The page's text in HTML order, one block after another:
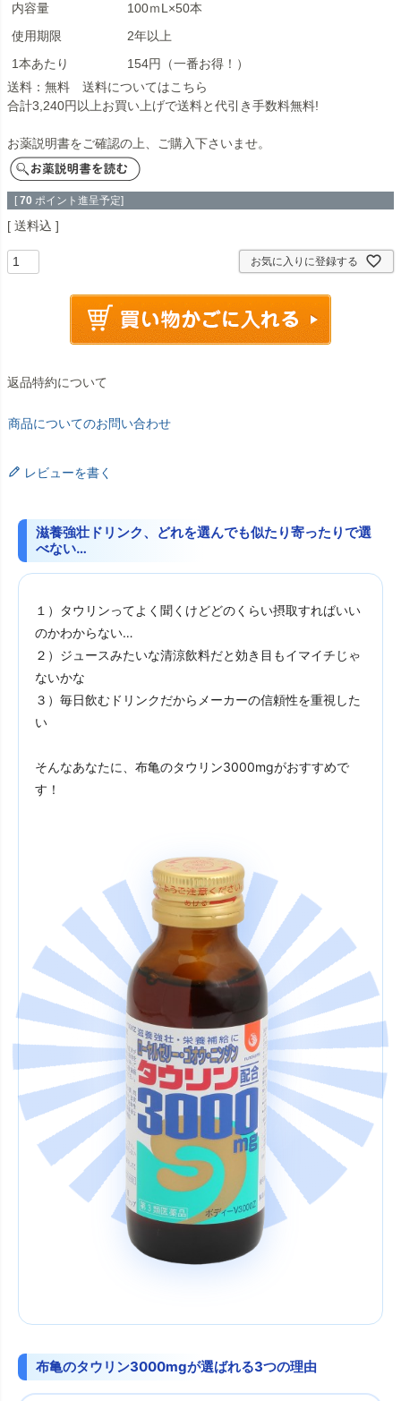
内容量
100ｍL×50本
使用期限
2年以上
1本あたり
154円（一番お得！）
送料：無料 送料についてはこちら
合計3,240円以上お買い上げで送料と代引き手数料無料!
お薬説明書をご確認の上、ご購入下さいませ。
[ 70 ポイント進呈予定]
送料込
お気に入りに登録する
返品特約について
商品についてのお問い合わせ
レビューを書く
滋養強壮ドリンク、どれを選んでも似たり寄ったりで選
べない…
１）タウリンってよく聞くけどどのくらい摂取すればいい
のかわからない…
２）ジュースみたいな清涼飲料だと効き目もイマイチじゃ
ないかな
３）毎日飲むドリンクだからメーカーの信頼性を重視した
い
そんなあなたに、 布亀のタウリン3000mgがおすすめで
す！
布亀のタウリン3000mgが選ばれる3つの理由